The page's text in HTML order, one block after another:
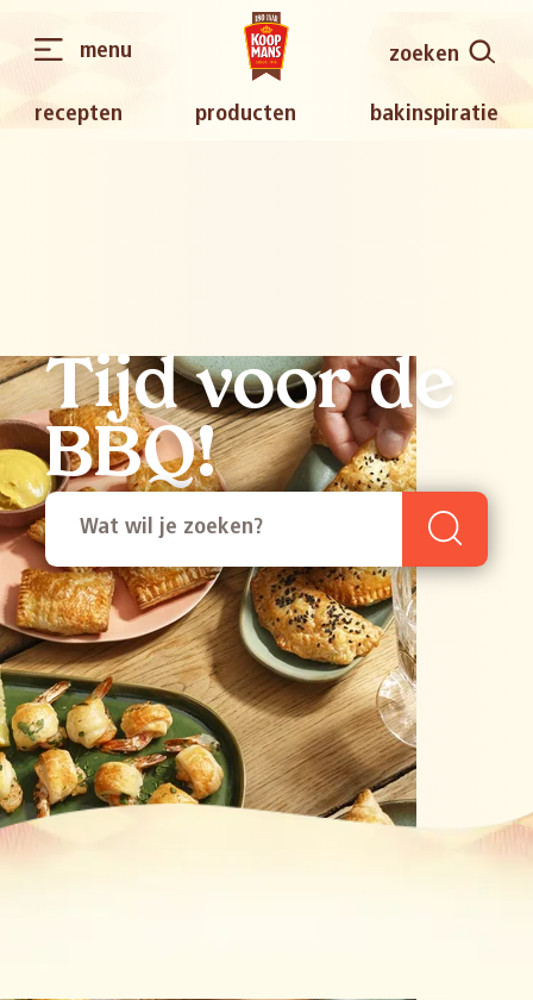
recepten producten bakinspiratie
zoeken
menu
Tijd voor de
BBQ!